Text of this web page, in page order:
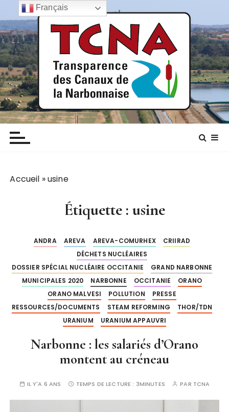
a
s
s
e
r
a
u
c
o TCNA NARBONNE
Transparence des canaux de la narbonnaise
Accueil »usine
Étiquette : usine
ANDRA AREVA AREVA-COMURHEX
CRIIRAD
DÉCHETS NUCLÉAIRES
DOSSIER SPÉCIAL NUCLÉAIRE OCCITANIE
GRAND NARBONNE
MUNICIPALES 2020
NARBONNE OCCITANIE
ORANO
ORANO MALVESI
POLLUTION
PRESSE
RESSOURCES/DOCUMENTS
STEAM REFORMING
THOR/TDN
URANIUM
URANIUM APPAUVRI
Narbonne : les salariés d’Orano
montent au créneau
IL Y'A 6 ANS TEMPS DE LECTURE : 3MINUTES PAR TCNA
Français